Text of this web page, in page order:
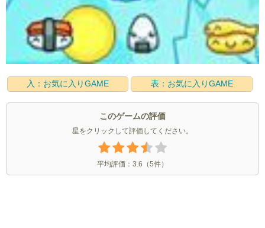
入：お気に入りGAME 表：お気に入りGAME
このゲームの評価
星をクリックして評価してください。
平均評価： 3.6 （5件）